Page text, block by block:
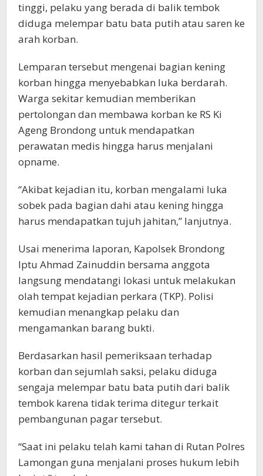
tinggi, pelaku yang berada di balik tembok
diduga melempar batu bata putih atau saren ke
arah korban.
Lemparan tersebut mengenai bagian kening
korban hingga menyebabkan luka berdarah.
Warga sekitar kemudian memberikan
pertolongan dan membawa korban ke RS Ki
Ageng Brondong untuk mendapatkan
perawatan medis hingga harus menjalani
opname.
“Akibat kejadian itu, korban mengalami luka
sobek pada bagian dahi atau kening hingga
harus mendapatkan tujuh jahitan,” lanjutnya.
Usai menerima laporan, Kapolsek Brondong
Iptu Ahmad Zainuddin bersama anggota
langsung mendatangi lokasi untuk melakukan
olah tempat kejadian perkara (TKP). Polisi
kemudian menangkap pelaku dan
mengamankan barang bukti.
Berdasarkan hasil pemeriksaan terhadap
korban dan sejumlah saksi, pelaku diduga
sengaja melempar batu bata putih dari balik
tembok karena tidak terima ditegur terkait
pembangunan pagar tersebut.
“Saat ini pelaku telah kami tahan di Rutan Polres
Lamongan guna menjalani proses hukum lebih